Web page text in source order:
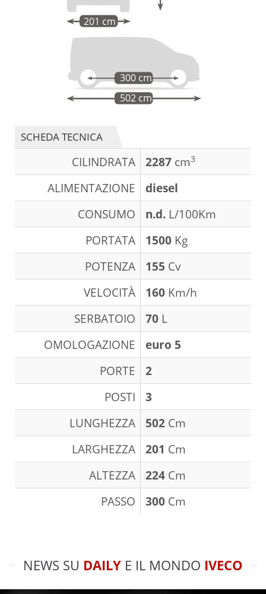
201 cm
502 cm
300 cm
SCHEDA TECNICA
CILINDRATA 2287 cm3
ALIMENTAZIONE
diesel
CONSUMO
n.d. L/100Km
PORTATA
1500 Kg
POTENZA
155 Cv
VELOCITÀ
160 Km/h
SERBATOIO
70 L
OMOLOGAZIONE
euro 5
PORTE
2
POSTI
3
LUNGHEZZA
502 Cm
LARGHEZZA
201 Cm
ALTEZZA
224 Cm
PASSO
300 Cm
NEWS SU DAILY E IL MONDO IVECO